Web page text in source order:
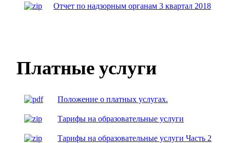
Отчет по надзорным органам 3 квартал 2018
Платные услуги
Положение о платных услугах.
Тарифы на образовательные услуги
Тарифы на образовательные услуги Часть 2